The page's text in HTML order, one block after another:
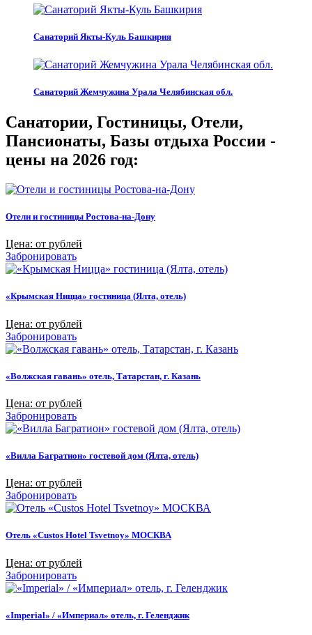
Санаторий Якты-Куль Башкирия
Санаторий Жемчужина Урала Челябинская обл.
Санатории, Гостиницы, Отели,
Пансионаты, Базы отдыха России -
цены на 2026 год:
Отели и гостиницы Ростова-на-Дону
Цена: от рублей
Забронировать
«Крымская Ницца» гостиница (Ялта, отель)
Цена: от рублей
Забронировать
«Волжская гавань» отель, Татарстан, г. Казань
Цена: от рублей
Забронировать
«Вилла Багратион» гостевой дом (Ялта, отель)
Цена: от рублей
Забронировать
Отель «Custos Hotel Tsvetnoy» МОСКВА
Цена: от рублей
Забронировать
«Imperial» / «Империал» отель, г. Геленджик